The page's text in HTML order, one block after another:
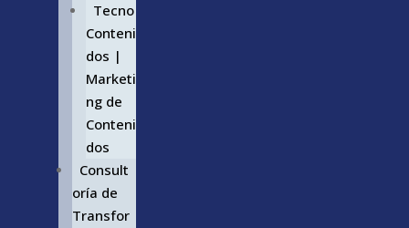
Tecno
Conteni
dos |
Marketi
ng de
Conteni
dos
Consult
oría de
Transfor